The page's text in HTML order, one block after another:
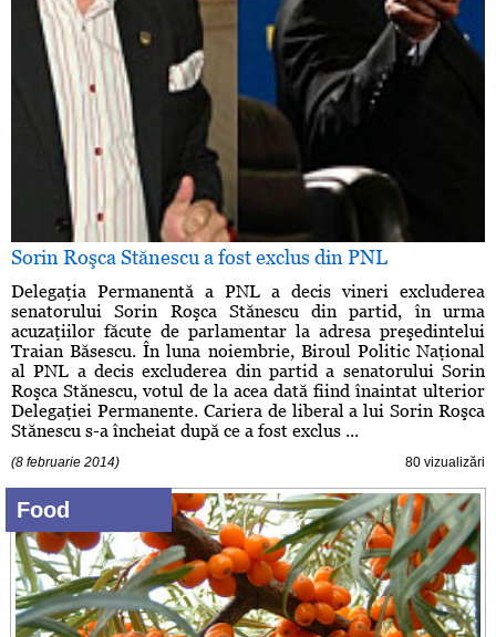
Sorin Roşca Stănescu a fost exclus din PNL
Delegaţia Permanentă a PNL a decis vineri excluderea
senatorului Sorin Roşca Stănescu din partid, în urma
acuzaţiilor făcute de parlamentar la adresa preşedintelui
Traian Băsescu. În luna noiembrie, Biroul Politic Naţional
al PNL a decis excluderea din partid a senatorului Sorin
Roşca Stănescu, votul de la acea dată fiind înaintat ulterior
Delegaţiei Permanente. Cariera de liberal a lui Sorin Roşca
Stănescu s-a încheiat după ce a fost exclus ...
(8 februarie 2014) 80 vizualizări
Food